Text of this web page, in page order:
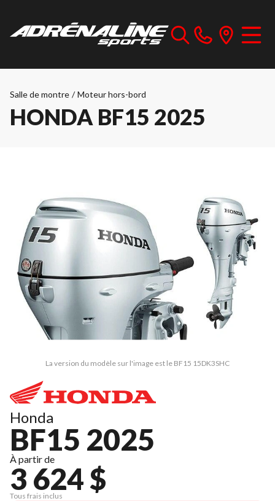
Salle de montre / Moteur hors-bord
HONDA BF15 2025
La version du modèle sur l'image est le BF15 15DK3SHC
Honda
BF15 2025
À partir de
3 624 $
Tous frais inclus